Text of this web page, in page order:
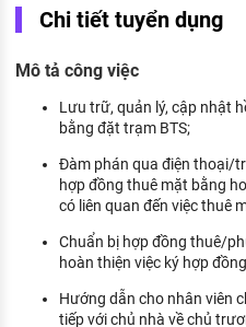
Nhà tuyển dụng hàng đầu
Hồ sơ biểu mẫu
Chính sách lao động
KHÁM PHÁ NGHỀ NGHIỆP
Tử vi nghề nghiệp
Kỹ năng nghề nghiệp
Đặc trưng từng nghề
Xu hướng việc làm
Chi tiết tuyển dụng
Mô tả công việc
Lưu trữ, quản lý, cập nhật
bằng đặt trạm BTS;
Đàm phán qua điện thoại/
hợp đồng thuê mặt bằng
có liên quan đến việc thuê
Chuẩn bị hợp đồng thuê/
hoàn thiện việc ký hợp
Hướng dẫn cho nhân viên
tiếp với chủ nhà về chủ